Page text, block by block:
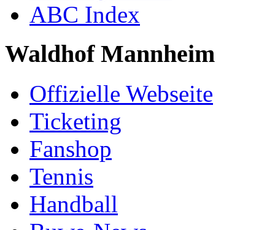
ABC Index
Waldhof Mannheim
Offizielle Webseite
Ticketing
Fanshop
Tennis
Handball